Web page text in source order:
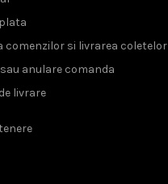
comenzilor si livrarea coletelor
anulare comanda
livrare